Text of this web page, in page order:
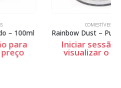
Rainbow Dust – Purpurina não tóxica – Hologram Black – 5g
Iniciar sessão para
visualizar o preço